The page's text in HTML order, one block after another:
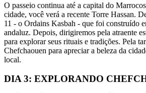
O passeio continua até a capital do
cidade, você verá a recente Torre Hassan.
11 - o Ordains Kasbah - que foi construído
andaluz. Depois, dirigiremos pela atraente
para explorar seus rituais e tradições. Pela
Chefchaouen para apreciar a beleza da
local.
DIA 3: EXPLORANDO